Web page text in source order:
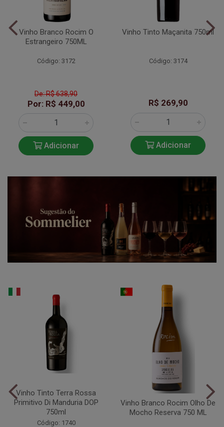
Vinho Branco Rocim O
Estrangeiro 750ML
Código: 3172
De: R$ 638,90
Por: R$ 449,00
Adicionar
Vinho Tinto Maçanita 750ml
Código: 3174
R$ 269,90
Adicionar
Vinho Tinto Terra Rossa
Primitivo Di Manduria DOP
750ml
Código: 1740
Vinho Branco Rocim Olho De
Mocho Reserva 750 ML